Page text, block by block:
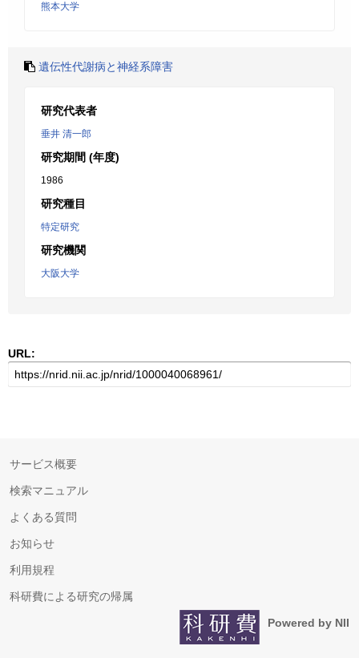
熊本大学
遺伝性代謝病と神経系障害
研究代表者
垂井 清一郎
研究期間 (年度)
1986
研究種目
特定研究
研究機関
大阪大学
URL:
サービス概要
検索マニュアル
よくある質問
お知らせ
利用規程
科研費による研究の帰属
Powered by NII